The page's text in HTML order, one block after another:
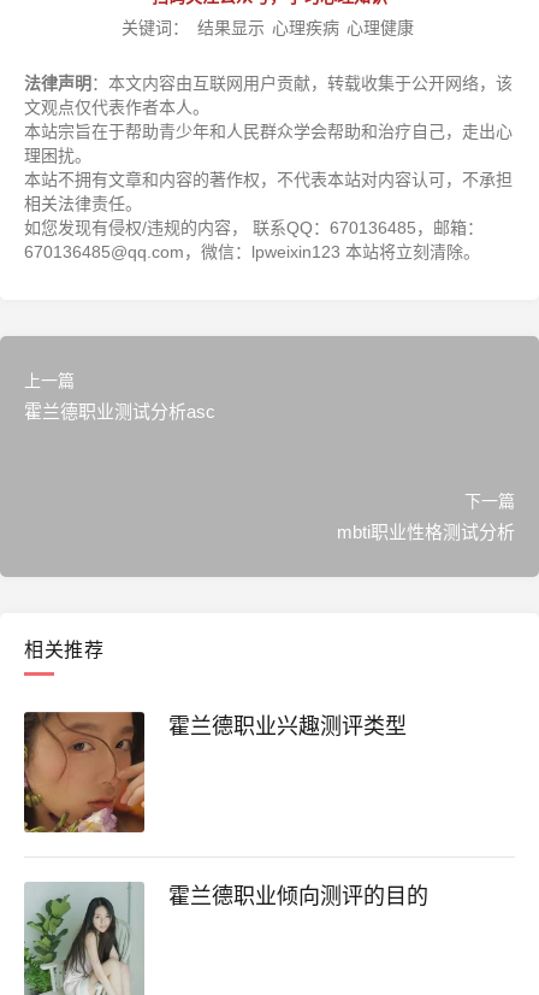
关键词：
结果显示 心理疾病 心理健康
法律声明 ：本文内容由互联网用户贡献，转载收集于公开网络，该
文观点仅代表作者本人。
本站宗旨在于帮助青少年和人民群众学会帮助和治疗自己，走出心
理困扰。
本站不拥有文章和内容的著作权，不代表本站对内容认可，不承担
相关法律责任。
如您发现有侵权/违规的内容， 联系QQ：670136485，邮箱：
670136485@qq.com，微信：lpweixin123 本站将立刻清除。
上一篇
霍兰德职业测试分析asc
下一篇
mbti职业性格测试分析
相关推荐
霍兰德职业兴趣测评类型
霍兰德职业倾向测评的目的